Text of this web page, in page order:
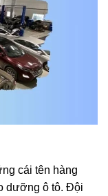
cái tên hàng
dưỡng ô tô. Đội